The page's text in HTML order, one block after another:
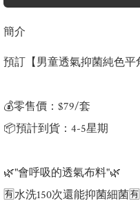
簡介
預訂【男童透氣抑菌純色平
💰零售價：$79/套
📦預計到貨：4-5星期
🌿"會呼吸的透氣布料"🌿
🈶水洗150次還能抑菌細菌🈶